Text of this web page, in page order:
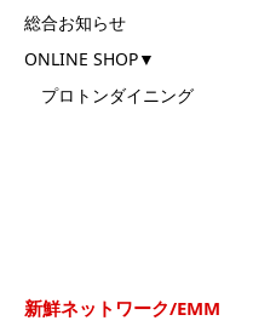
総合お知らせ
ONLINE SHOP▼
プロトンダイニング
新鮮ネットワーク/EMM